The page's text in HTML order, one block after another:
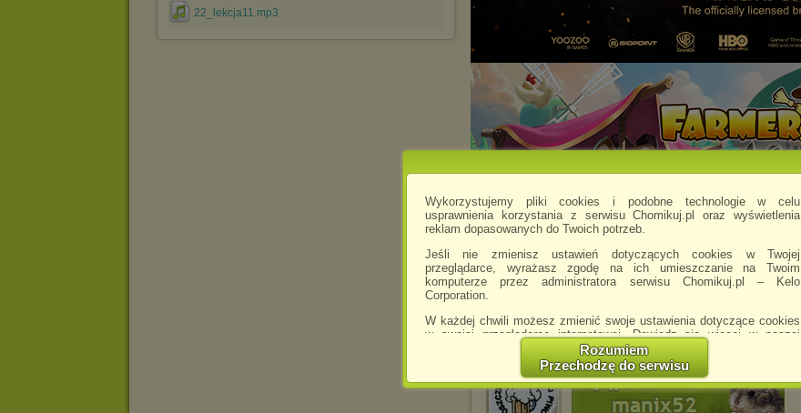
Wykorzystujemy pliki cookies i podobne technologie w celu
usprawnienia korzystania z serwisu Chomikuj.pl oraz wyświetlenia
reklam dopasowanych do Twoich potrzeb.
Jeśli nie zmienisz ustawień dotyczących cookies w Twojej
przeglądarce, wyrażasz zgodę na ich umieszczanie na Twoim
komputerze przez administratora serwisu Chomikuj.pl – Kelo
Corporation.
W każdej chwili możesz zmienić swoje ustawienia dotyczące cookies
w swojej przeglądarce internetowej. Dowiedz się więcej w naszej
http://chomikuj.pl/PolitykaPrywatnosci.aspx
Jednocześnie informujemy że zmiana ustawień przeglądarki może
spowodować ograniczenie korzystania ze strony Chomikuj.pl.
Rozumiem
Przechodzę do serwisu
22_lekcja11.mp3
Chomikowe rozmowy
manix52 napisano 27.03.2019 23:36